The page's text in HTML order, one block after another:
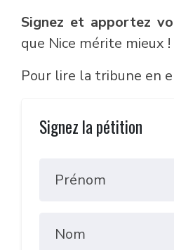
Signez et apportez
que Nice mérite mieux !
Pour lire la tribune en
Signez la pétition
Prénom
Nom